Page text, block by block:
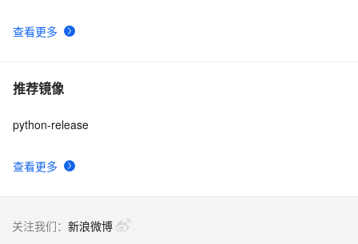
查看更多
推荐镜像
查看更多
python-release
关注我们： 新浪微博